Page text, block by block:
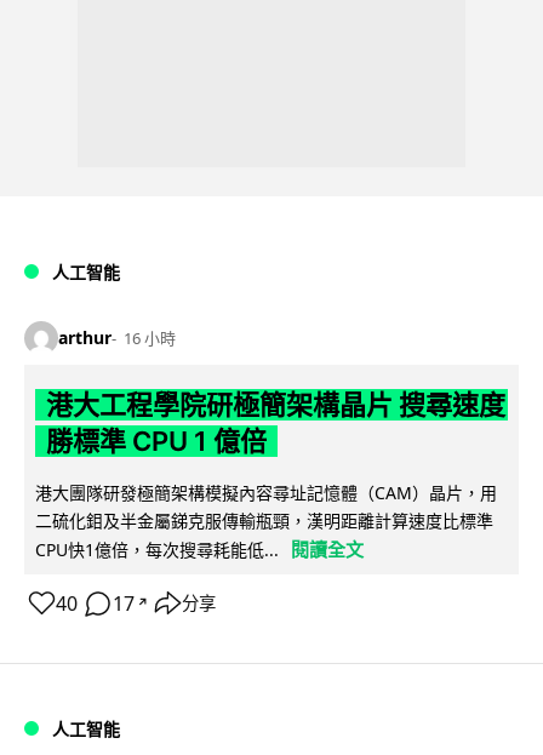
人工智能
arthur 16 小時
港大工程學院研極簡架構晶片 搜尋速度
勝標準 CPU 1 億倍
港大團隊研發極簡架構模擬內容尋址記憶體（CAM）晶片，用
二硫化鉬及半金屬銻克服傳輸瓶頸，漢明距離計算速度比標準
CPU快1億倍，每次搜尋耗能低...
閱讀全文
40 17 ↗ 分享
人工智能